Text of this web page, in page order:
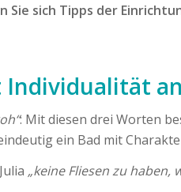
sich Tipps der
Individualität
: Mit diesen drei Worten
ein Bad mit
„keine Fliesen zu haben,